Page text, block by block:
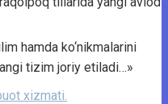
hamda ko‘nikmalarini
tizim joriy etiladi…»
xizmati.